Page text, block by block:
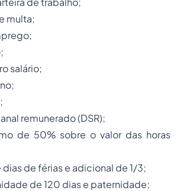
multa;
salário;
remunerado (DSR);
de 50% sobre o valor das horas
de férias e adicional de 1/3;
de 120 dias e paternidade;